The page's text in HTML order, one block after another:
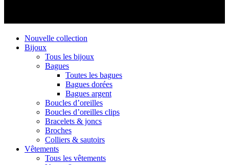
Nouvelle collection
Bijoux
Tous les bijoux
Bagues
Toutes les bagues
Bagues dorées
Bagues argent
Boucles d’oreilles
Boucles d’oreilles clips
Bracelets & joncs
Broches
Colliers & sautoirs
Vêtements
Tous les vêtements